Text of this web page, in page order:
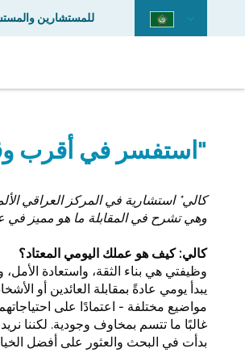
للمستشارين
"استفسر في أقرب
وهي تشرح في المقابلة ما هو مميز في
كالي: كيف هو عملك اليومي المعتاد؟
وظيفتي هي بناء الثقة، واستعادة
يبدأ يومي عادةً بمقابلة العائدين أو
مواضيع مختلفة - اعتمادًا على
غالبًا ما تتسم بمخاوف وجودية. لكننا
بدأت في البحث والعثور على أفضل